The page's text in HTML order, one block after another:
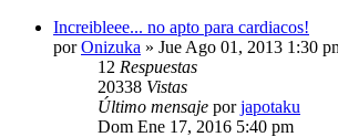
Increibleee... no apto para cardiacos!
porOnizuka » Jue Ago 01, 2013 1:30
12 Respuestas
20338 Vistas
Último mensaje porjapotaku
Dom Ene 17, 2016 5:40 pm